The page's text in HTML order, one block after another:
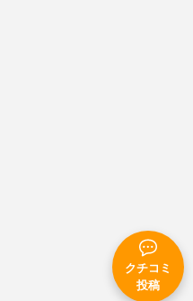
クチコミ
投稿